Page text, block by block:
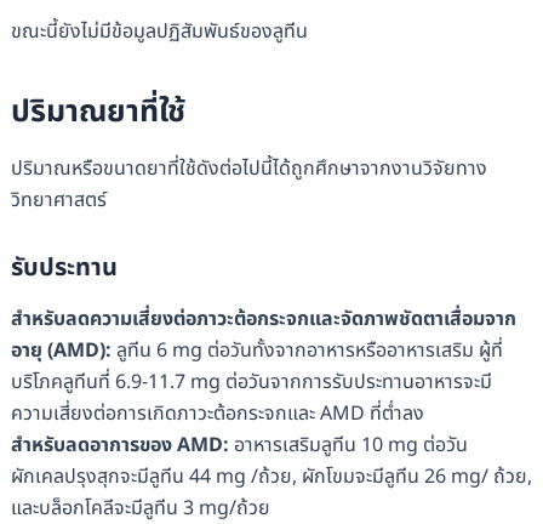
ขณะนี้ยังไม่มีข้อมูลปฏิสัมพันธ์ของลูทีน
ปริมาณยาที่ใช้
ปริมาณหรือขนาดยาที่ใช้ดังต่อไปนี้ได้ถูกศึกษาจากงานวิจัยทาง
วิทยาศาสตร์
รับประทาน
สำหรับลดความเสี่ยงต่อภาวะต้อกระจกและจัดภาพชัดตาเสื่อมจาก
อายุ (AMD): ลูทีน 6 mg ต่อวันทั้งจากอาหารหรืออาหารเสริม ผู้ที่
บริโภคลูทีนที่ 6.9-11.7 mg ต่อวันจากการรับประทานอาหารจะมี
ความเสี่ยงต่อการเกิดภาวะต้อกระจกและ AMD ที่ต่ำลง
สำหรับลดอาการของAMD: อาหารเสริมลูทีน 10 mg ต่อวัน
ผักเคลปรุงสุกจะมีลูทีน 44 mg /ถ้วย, ผักโขมจะมีลูทีน 26 mg/ ถ้วย,
และบล็อกโคลีจะมีลูทีน 3 mg/ถ้วย